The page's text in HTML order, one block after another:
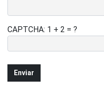
CAPTCHA: 1 + 2 = ?